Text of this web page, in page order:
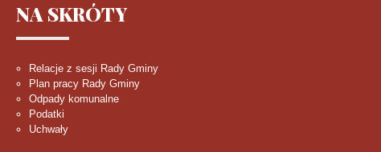
NA SKRÓTY
Relacje z sesji Rady Gminy
Plan pracy Rady Gminy
Odpady komunalne
Podatki
Uchwały